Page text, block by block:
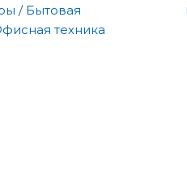
/ Бытовая
техника